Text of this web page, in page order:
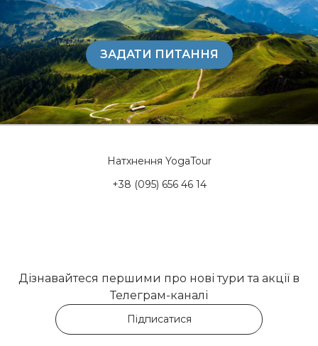
ЗАДАТИ ПИТАННЯ
Натхнення YogaTour
+38 (095) 656 46 14
Дізнавайтеся першими про нові тури та акції в
Телеграм-каналі
Підписатися